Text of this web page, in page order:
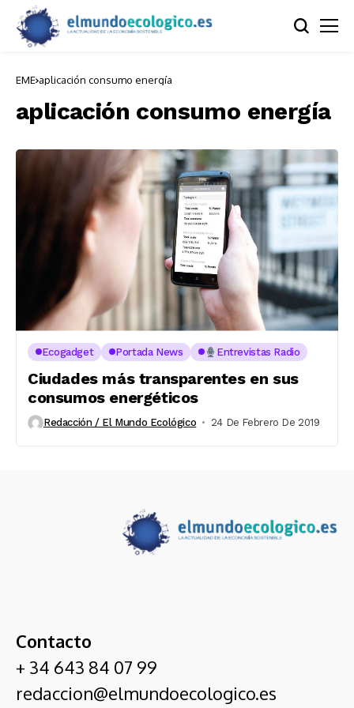
EME aplicación consumo energía
aplicación consumo energía
Ecogadget Portada News Entrevistas Radio
Ciudades más transparentes en sus
consumos energéticos
Redacción / El Mundo Ecológico 24 De Febrero De 2019
Contacto
+ 34 643 84 07 99
redaccion@elmundoecologico.es